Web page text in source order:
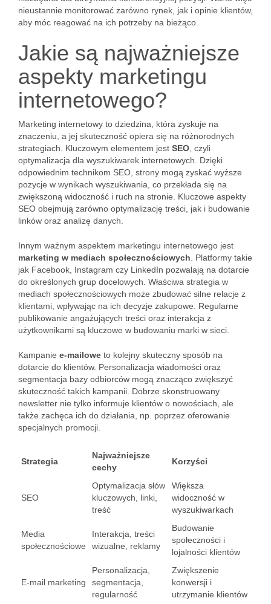
nieustannie monitorować zarówno rynek, jak i opinie klientów,
aby móc reagować na ich potrzeby na bieżąco.
Jakie są najważniejsze
aspekty marketingu
internetowego?
Marketing internetowy to dziedzina, która zyskuje na
znaczeniu, a jej skuteczność opiera się na różnorodnych
strategiach. Kluczowym elementem jest SEO , czyli
optymalizacja dla wyszukiwarek internetowych. Dzięki
odpowiednim technikom SEO, strony mogą zyskać wyższe
pozycje w wynikach wyszukiwania, co przekłada się na
zwiększoną widoczność i ruch na stronie. Kluczowe aspekty
SEO obejmują zarówno optymalizację treści, jak i budowanie
linków oraz analizę danych.
Innym ważnym aspektem marketingu internetowego jest
marketing w mediach społecznościowych . Platformy takie
jak Facebook, Instagram czy LinkedIn pozwalają na dotarcie
do określonych grup docelowych. Właściwa strategia w
mediach społecznościowych może zbudować silne relacje z
klientami, wpływając na ich decyzje zakupowe. Regularne
publikowanie angażujących treści oraz interakcja z
użytkownikami są kluczowe w budowaniu marki w sieci.
Kampanie e-mailowe to kolejny skuteczny sposób na
dotarcie do klientów. Personalizacja wiadomości oraz
segmentacja bazy odbiorców mogą znacząco zwiększyć
skuteczność takich kampanii. Dobrze skonstruowany
newsletter nie tylko informuje klientów o nowościach, ale
także zachęca ich do działania, np. poprzez oferowanie
specjalnych promocji.
Strategia
Najważniejsze
cechy
Korzyści
SEO
Optymalizacja słów
kluczowych, linki,
treść
Większa
widoczność w
wyszukiwarkach
Media
społecznościowe
Interakcja, treści
wizualne, reklamy
Budowanie
społeczności i
lojalności klientów
E-mail marketing
Personalizacja,
segmentacja,
regularność
Zwiększenie
konwersji i
utrzymanie klientów